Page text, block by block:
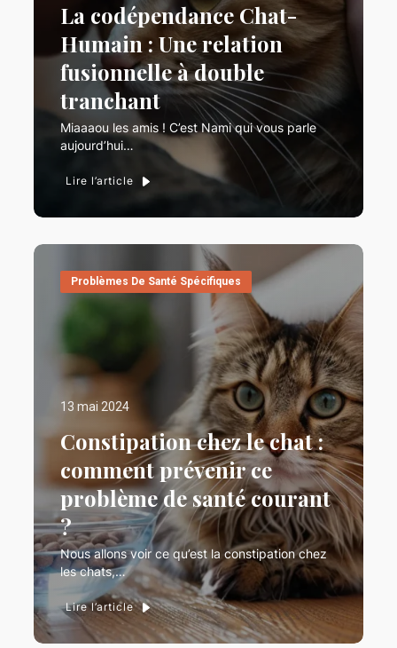
La codépendance Chat-
Humain : Une relation
fusionnelle à double
tranchant
Miaaaou les amis ! C’est Nami qui vous parle
aujourd’hui…
Lire l’article
Problèmes De Santé Spécifiques
13 mai 2024
Constipation chez le chat :
comment prévenir ce
problème de santé courant
?
Nous allons voir ce qu’est la constipation chez
les chats,…
Lire l’article